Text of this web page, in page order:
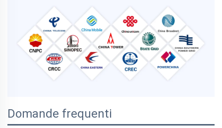
Domande frequenti